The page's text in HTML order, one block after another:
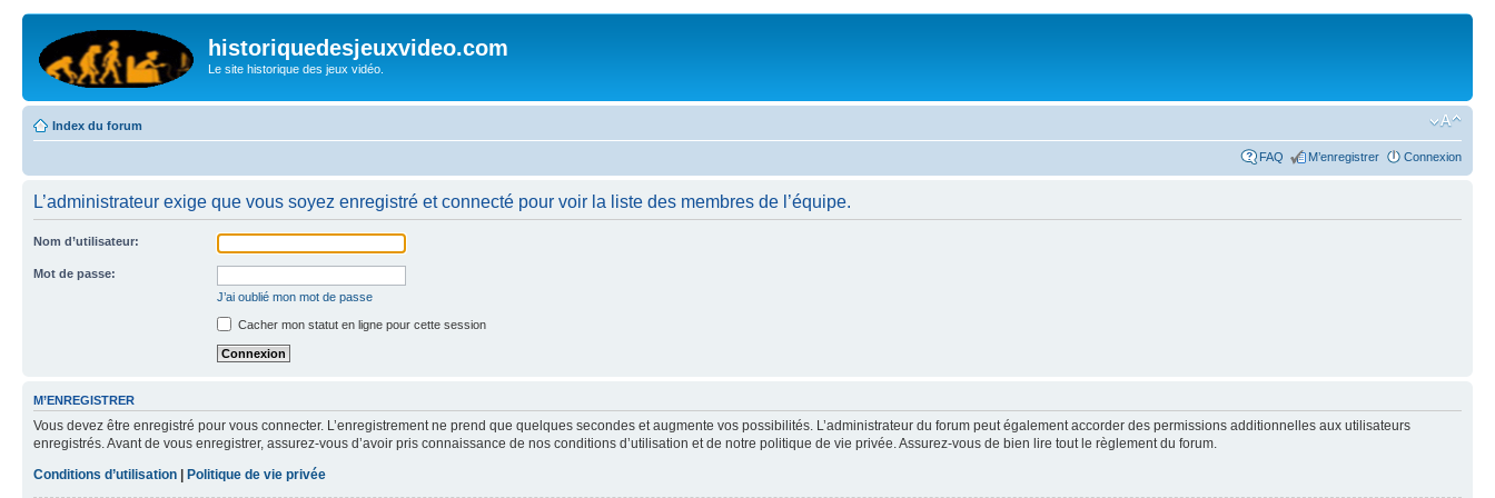
historiquedesjeuxvideo.com
Le site historique des jeux vidéo.
Index du forum
FAQ M’enregistrer Connexion
L’administrateur exige que vous soyez enregistré et connecté pour voir la liste des membres de l’équipe.
Nom d’utilisateur:
Mot de passe:
J’ai oublié mon mot de passe
Cacher mon statut en ligne pour cette session
M’ENREGISTRER
Vous devez être enregistré pour vous connecter. L’enregistrement ne prend que quelques secondes et augmente vos possibilités. L’administrateur du forum peut également accorder des permissions additionnelles aux utilisateurs
enregistrés. Avant de vous enregistrer, assurez-vous d’avoir pris connaissance de nos conditions d’utilisation et de notre politique de vie privée. Assurez-vous de bien lire tout le règlement du forum.
Conditions d’utilisation
Politique de vie privée